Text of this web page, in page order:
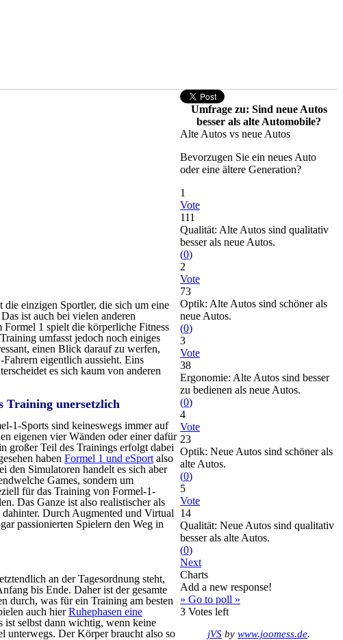
einzigen Sportler, die sich um eine
ist auch bei vielen anderen
Formel 1 spielt die körperliche Fitness
umfasst jedoch noch einiges
einen Blick darauf zu werfen,
eigentlich aussieht. Eins
es sich kaum von anderen
Training unersetzlich
1-Sports sind keineswegs immer auf
eigenen vier Wänden oder einer dafür
großer Teil des Trainings erfolgt dabei
haben Formel 1 und eSport also
den Simulatoren handelt es sich aber
Games, sondern um
für das Training von Formel-1-
Das Ganze ist also realistischer als
dahinter. Durch Augmented und Virtual
passionierten Spielern den Weg in
an der Tagesordnung steht,
bis Ende. Daher ist der gesamte
durch, was für ein Training am besten
auch hierRuhephasen eine
ist selbst dann wichtig, wenn keine
unterwegs. Der Körper braucht also so
Umfrage zu: Sind neue Autos
besser als alte Automobile?
Alte Autos vs neue Autos
Bevorzugen Sie ein neues Auto
oder eine ältere Generation?
1
Vote
111
Qualität: Alte Autos sind qualitativ
besser als neue Autos.
(0)
2
Vote
73
Optik: Alte Autos sind schöner als
neue Autos.
(0)
3
Vote
38
Ergonomie: Alte Autos sind besser
zu bedienen als neue Autos.
(0)
4
Vote
23
Optik: Neue Autos sind schöner als
alte Autos.
(0)
5
Vote
14
Qualität: Neue Autos sind qualitativ
besser als alte Autos.
(0)
Next
Charts
Add a new response!
» Go to poll »
3 Votes left
jVS by www.joomess.de.